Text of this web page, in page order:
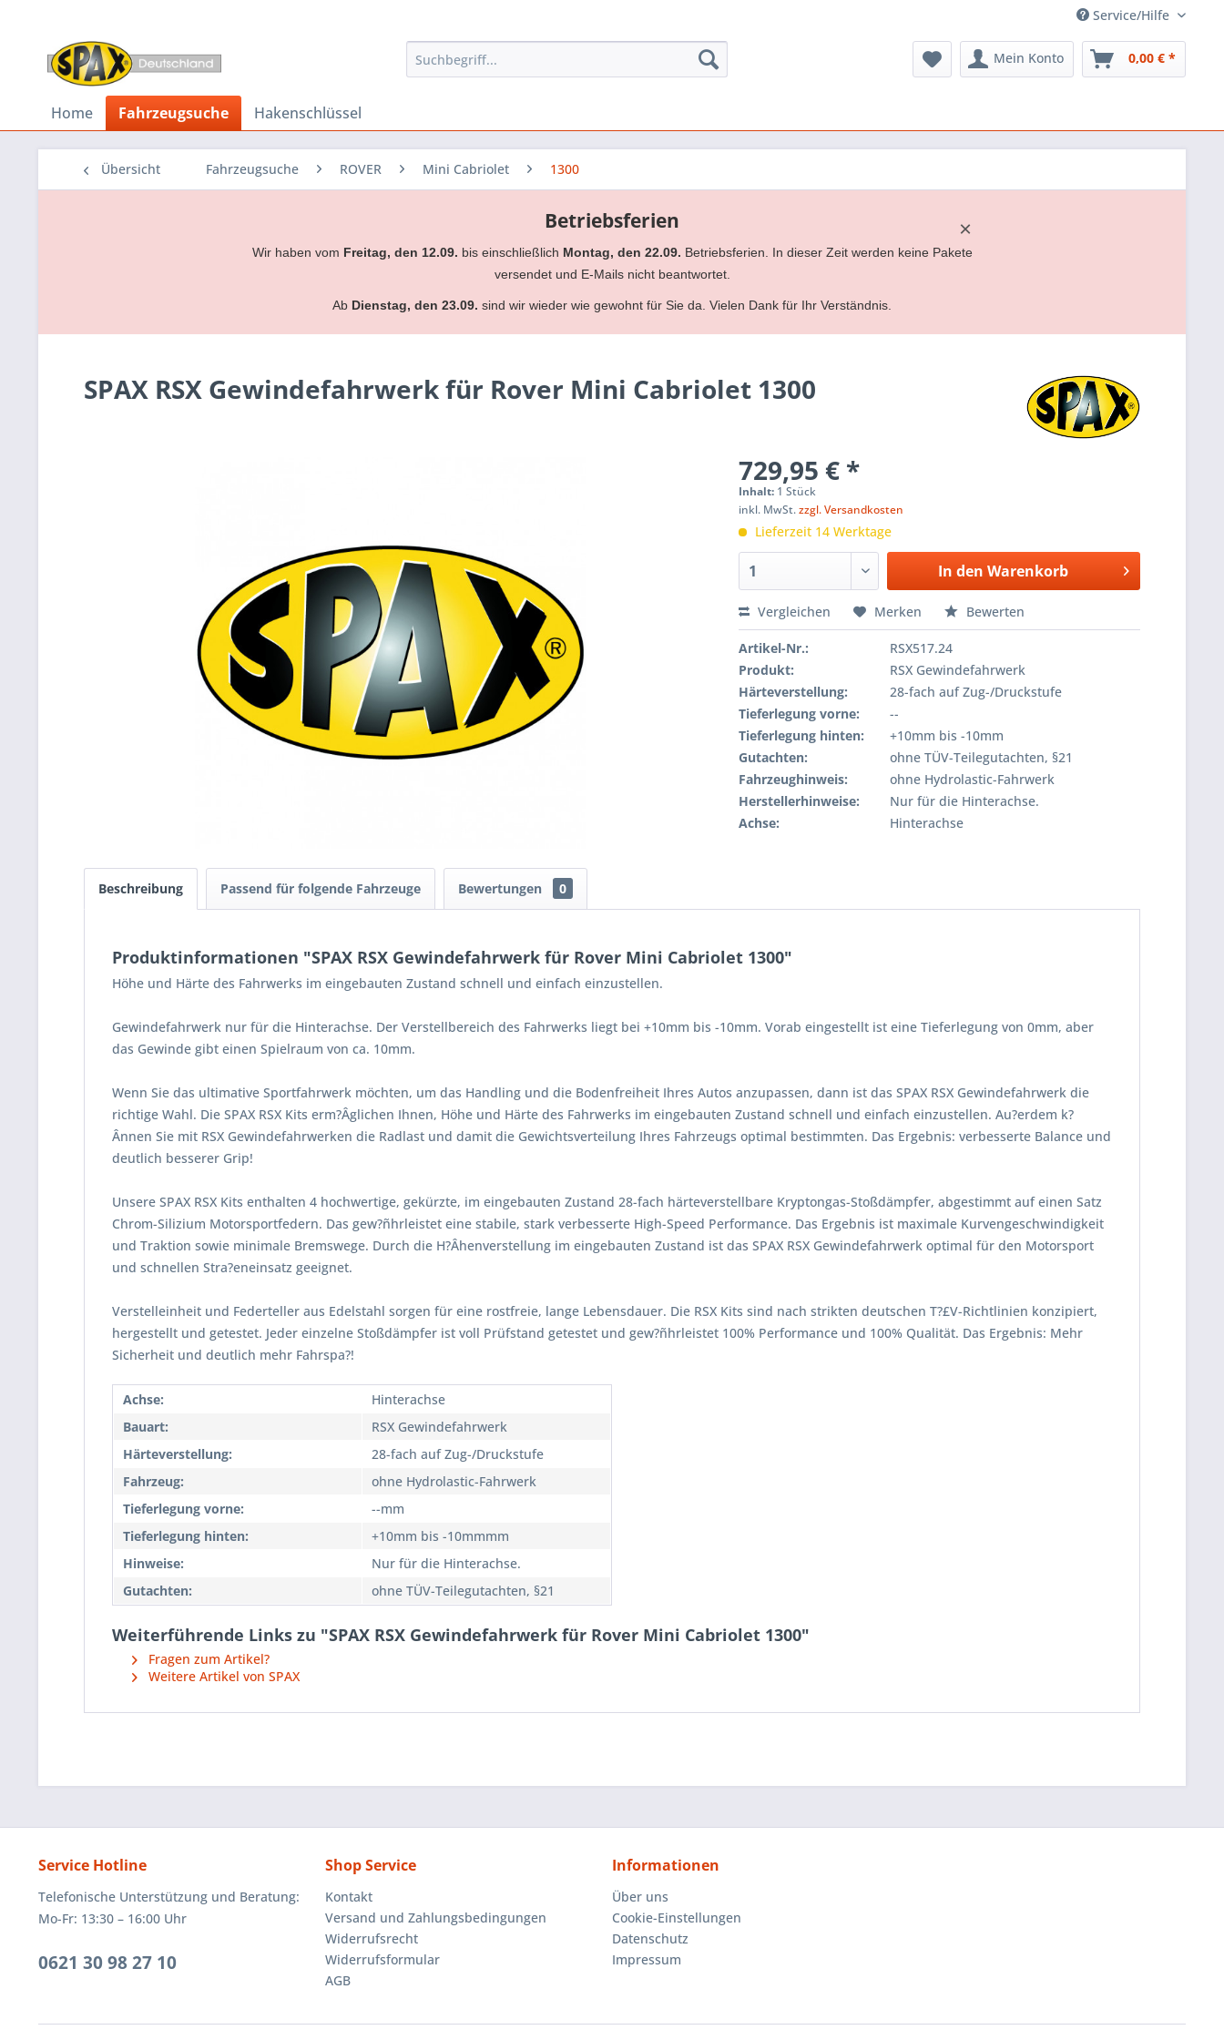
Service/Hilfe
Mein Konto 0,00 € *
Home Fahrzeugsuche Hakenschlüssel
Übersicht Fahrzeugsuche ROVER Mini Cabriolet 1300
×
Betriebsferien
Wir haben vom Freitag, den 12.09. bis einschließlich Montag, den 22.09. Betriebsferien. In dieser Zeit werden keine Pakete
versendet und E-Mails nicht beantwortet.
Ab Dienstag, den 23.09. sind wir wieder wie gewohnt für Sie da. Vielen Dank für Ihr Verständnis.
SPAX RSX Gewindefahrwerk für Rover Mini Cabriolet 1300
729,95 € *
Inhalt: 1 Stück
inkl. MwSt.zzgl. Versandkosten
Lieferzeit 14 Werktage
In den Warenkorb
Vergleichen Merken Bewerten
Artikel-Nr.:
RSX517.24
Produkt:
RSX Gewindefahrwerk
Härteverstellung:
28-fach auf Zug-/Druckstufe
Tieferlegung vorne:
--
Tieferlegung hinten:
+10mm bis -10mm
Gutachten:
ohne TÜV-Teilegutachten, §21
Fahrzeughinweis:
ohne Hydrolastic-Fahrwerk
Herstellerhinweise:
Nur für die Hinterachse.
Achse:
Hinterachse
Beschreibung Passend für folgende Fahrzeuge Bewertungen 0
Produktinformationen "SPAX RSX Gewindefahrwerk für Rover Mini Cabriolet 1300"
Höhe und Härte des Fahrwerks im eingebauten Zustand schnell und einfach einzustellen.
Gewindefahrwerk nur für die Hinterachse. Der Verstellbereich des Fahrwerks liegt bei +10mm bis -10mm. Vorab eingestellt ist eine Tieferlegung von 0mm, aber
das Gewinde gibt einen Spielraum von ca. 10mm.
Wenn Sie das ultimative Sportfahrwerk möchten, um das Handling und die Bodenfreiheit Ihres Autos anzupassen, dann ist das SPAX RSX Gewindefahrwerk die
richtige Wahl. Die SPAX RSX Kits erm?Âglichen Ihnen, Höhe und Härte des Fahrwerks im eingebauten Zustand schnell und einfach einzustellen. Au?erdem k?
Ânnen Sie mit RSX Gewindefahrwerken die Radlast und damit die Gewichtsverteilung Ihres Fahrzeugs optimal bestimmten. Das Ergebnis: verbesserte Balance und
deutlich besserer Grip!
Unsere SPAX RSX Kits enthalten 4 hochwertige, gekürzte, im eingebauten Zustand 28-fach härteverstellbare Kryptongas-Stoßdämpfer, abgestimmt auf einen Satz
Chrom-Silizium Motorsportfedern. Das gew?ñhrleistet eine stabile, stark verbesserte High-Speed Performance. Das Ergebnis ist maximale Kurvengeschwindigkeit
und Traktion sowie minimale Bremswege. Durch die H?Âhenverstellung im eingebauten Zustand ist das SPAX RSX Gewindefahrwerk optimal für den Motorsport
und schnellen Stra?eneinsatz geeignet.
Verstelleinheit und Federteller aus Edelstahl sorgen für eine rostfreie, lange Lebensdauer. Die RSX Kits sind nach strikten deutschen T?£V-Richtlinien konzipiert,
hergestellt und getestet. Jeder einzelne Stoßdämpfer ist voll Prüfstand getestet und gew?ñhrleistet 100% Performance und 100% Qualität. Das Ergebnis: Mehr
Sicherheit und deutlich mehr Fahrspa?!
Achse:
Hinterachse
Bauart:
RSX Gewindefahrwerk
Härteverstellung:
28-fach auf Zug-/Druckstufe
Fahrzeug:
ohne Hydrolastic-Fahrwerk
Tieferlegung vorne:
--mm
Tieferlegung hinten:
+10mm bis -10mmmm
Hinweise:
Nur für die Hinterachse.
Gutachten:
ohne TÜV-Teilegutachten, §21
Weiterführende Links zu "SPAX RSX Gewindefahrwerk für Rover Mini Cabriolet 1300"
Fragen zum Artikel?
Weitere Artikel von SPAX
Service Hotline
Telefonische Unterstützung und Beratung:
Mo-Fr: 13:30 – 16:00 Uhr
0621 30 98 27 10
Shop Service
Kontakt
Versand und Zahlungsbedingungen
Widerrufsrecht
Widerrufsformular
AGB
Informationen
Über uns
Cookie-Einstellungen
Datenschutz
Impressum